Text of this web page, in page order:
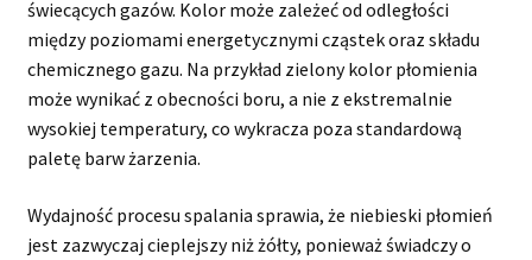
świecących gazów. Kolor może zależeć od odległości
między poziomami energetycznymi cząstek oraz składu
chemicznego gazu. Na przykład zielony kolor płomienia
może wynikać z obecności boru, a nie z ekstremalnie
wysokiej temperatury, co wykracza poza standardową
paletę barw żarzenia.
Wydajność procesu spalania sprawia, że niebieski płomień
jest zazwyczaj cieplejszy niż żółty, ponieważ świadczy o